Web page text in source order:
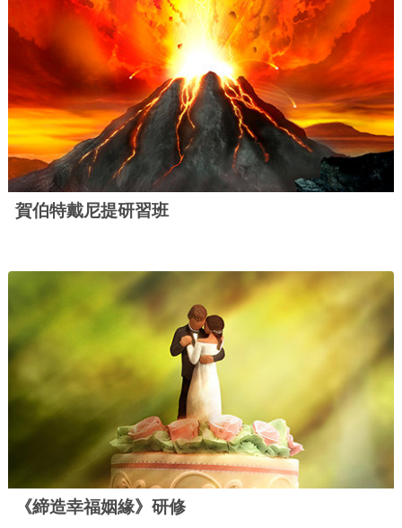
賀伯特戴尼提研習班
《締造幸福姻緣》研修